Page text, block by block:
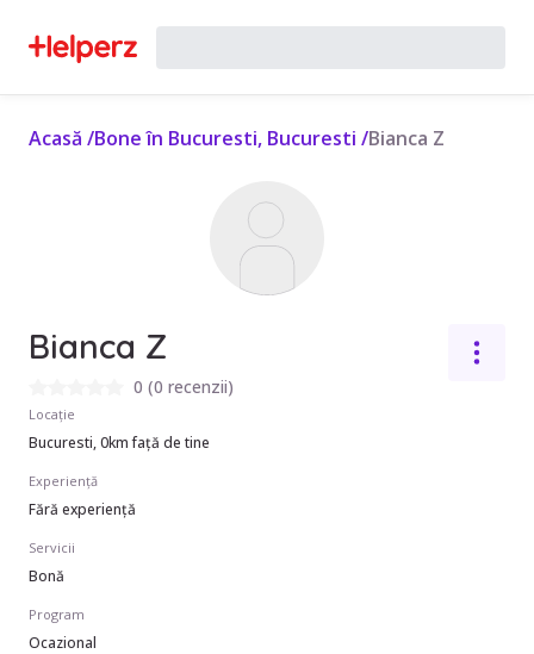
Acasă /Bone în Bucuresti, Bucuresti /Bianca Z
Bianca Z
0 (0 recenzii)
Locație
Bucuresti, 0km față de tine
Experiență
Fără experiență
Servicii
Bonă
Program
Ocazional